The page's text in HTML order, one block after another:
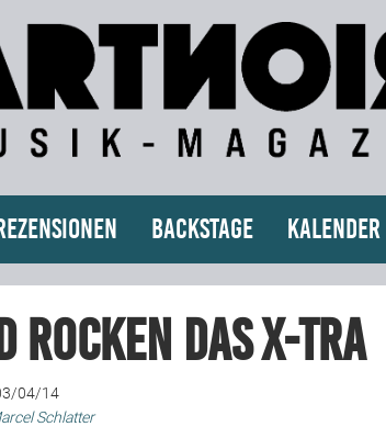
Backstage Kalender
rocken das X-TRA
04/14
Schlatter